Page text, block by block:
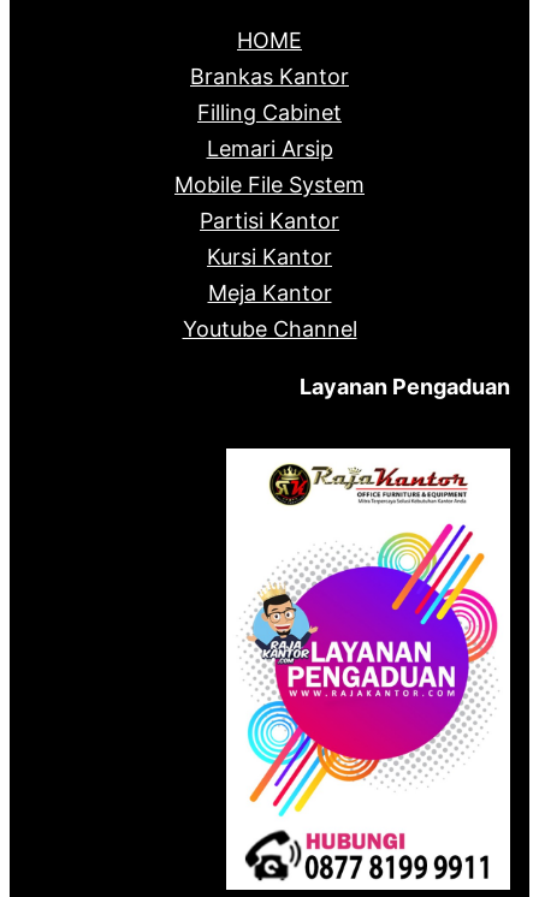
HOME
Brankas Kantor
Filling Cabinet
Lemari Arsip
Mobile File System
Partisi Kantor
Kursi Kantor
Meja Kantor
Youtube Channel
Layanan Pengaduan